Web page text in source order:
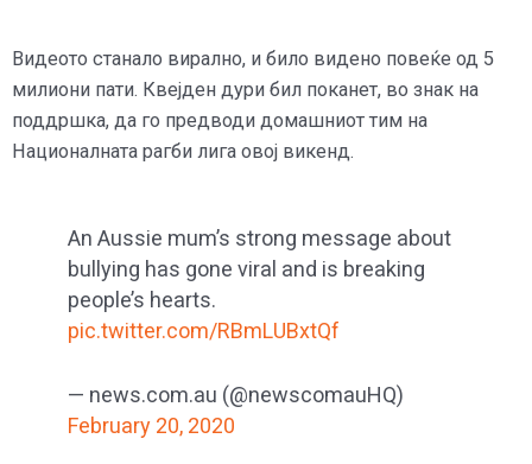
Видеото станало вирално, и било видено повеќе од 5
милиони пати. Квејден дури бил поканет, во знак на
поддршка, да го предводи домашниот тим на
Националната рагби лига овој викенд.
An Aussie mum’s strong message about
bullying has gone viral and is breaking
people’s hearts.
pic.twitter.com/RBmLUBxtQf
— news.com.au (@newscomauHQ)
February 20, 2020